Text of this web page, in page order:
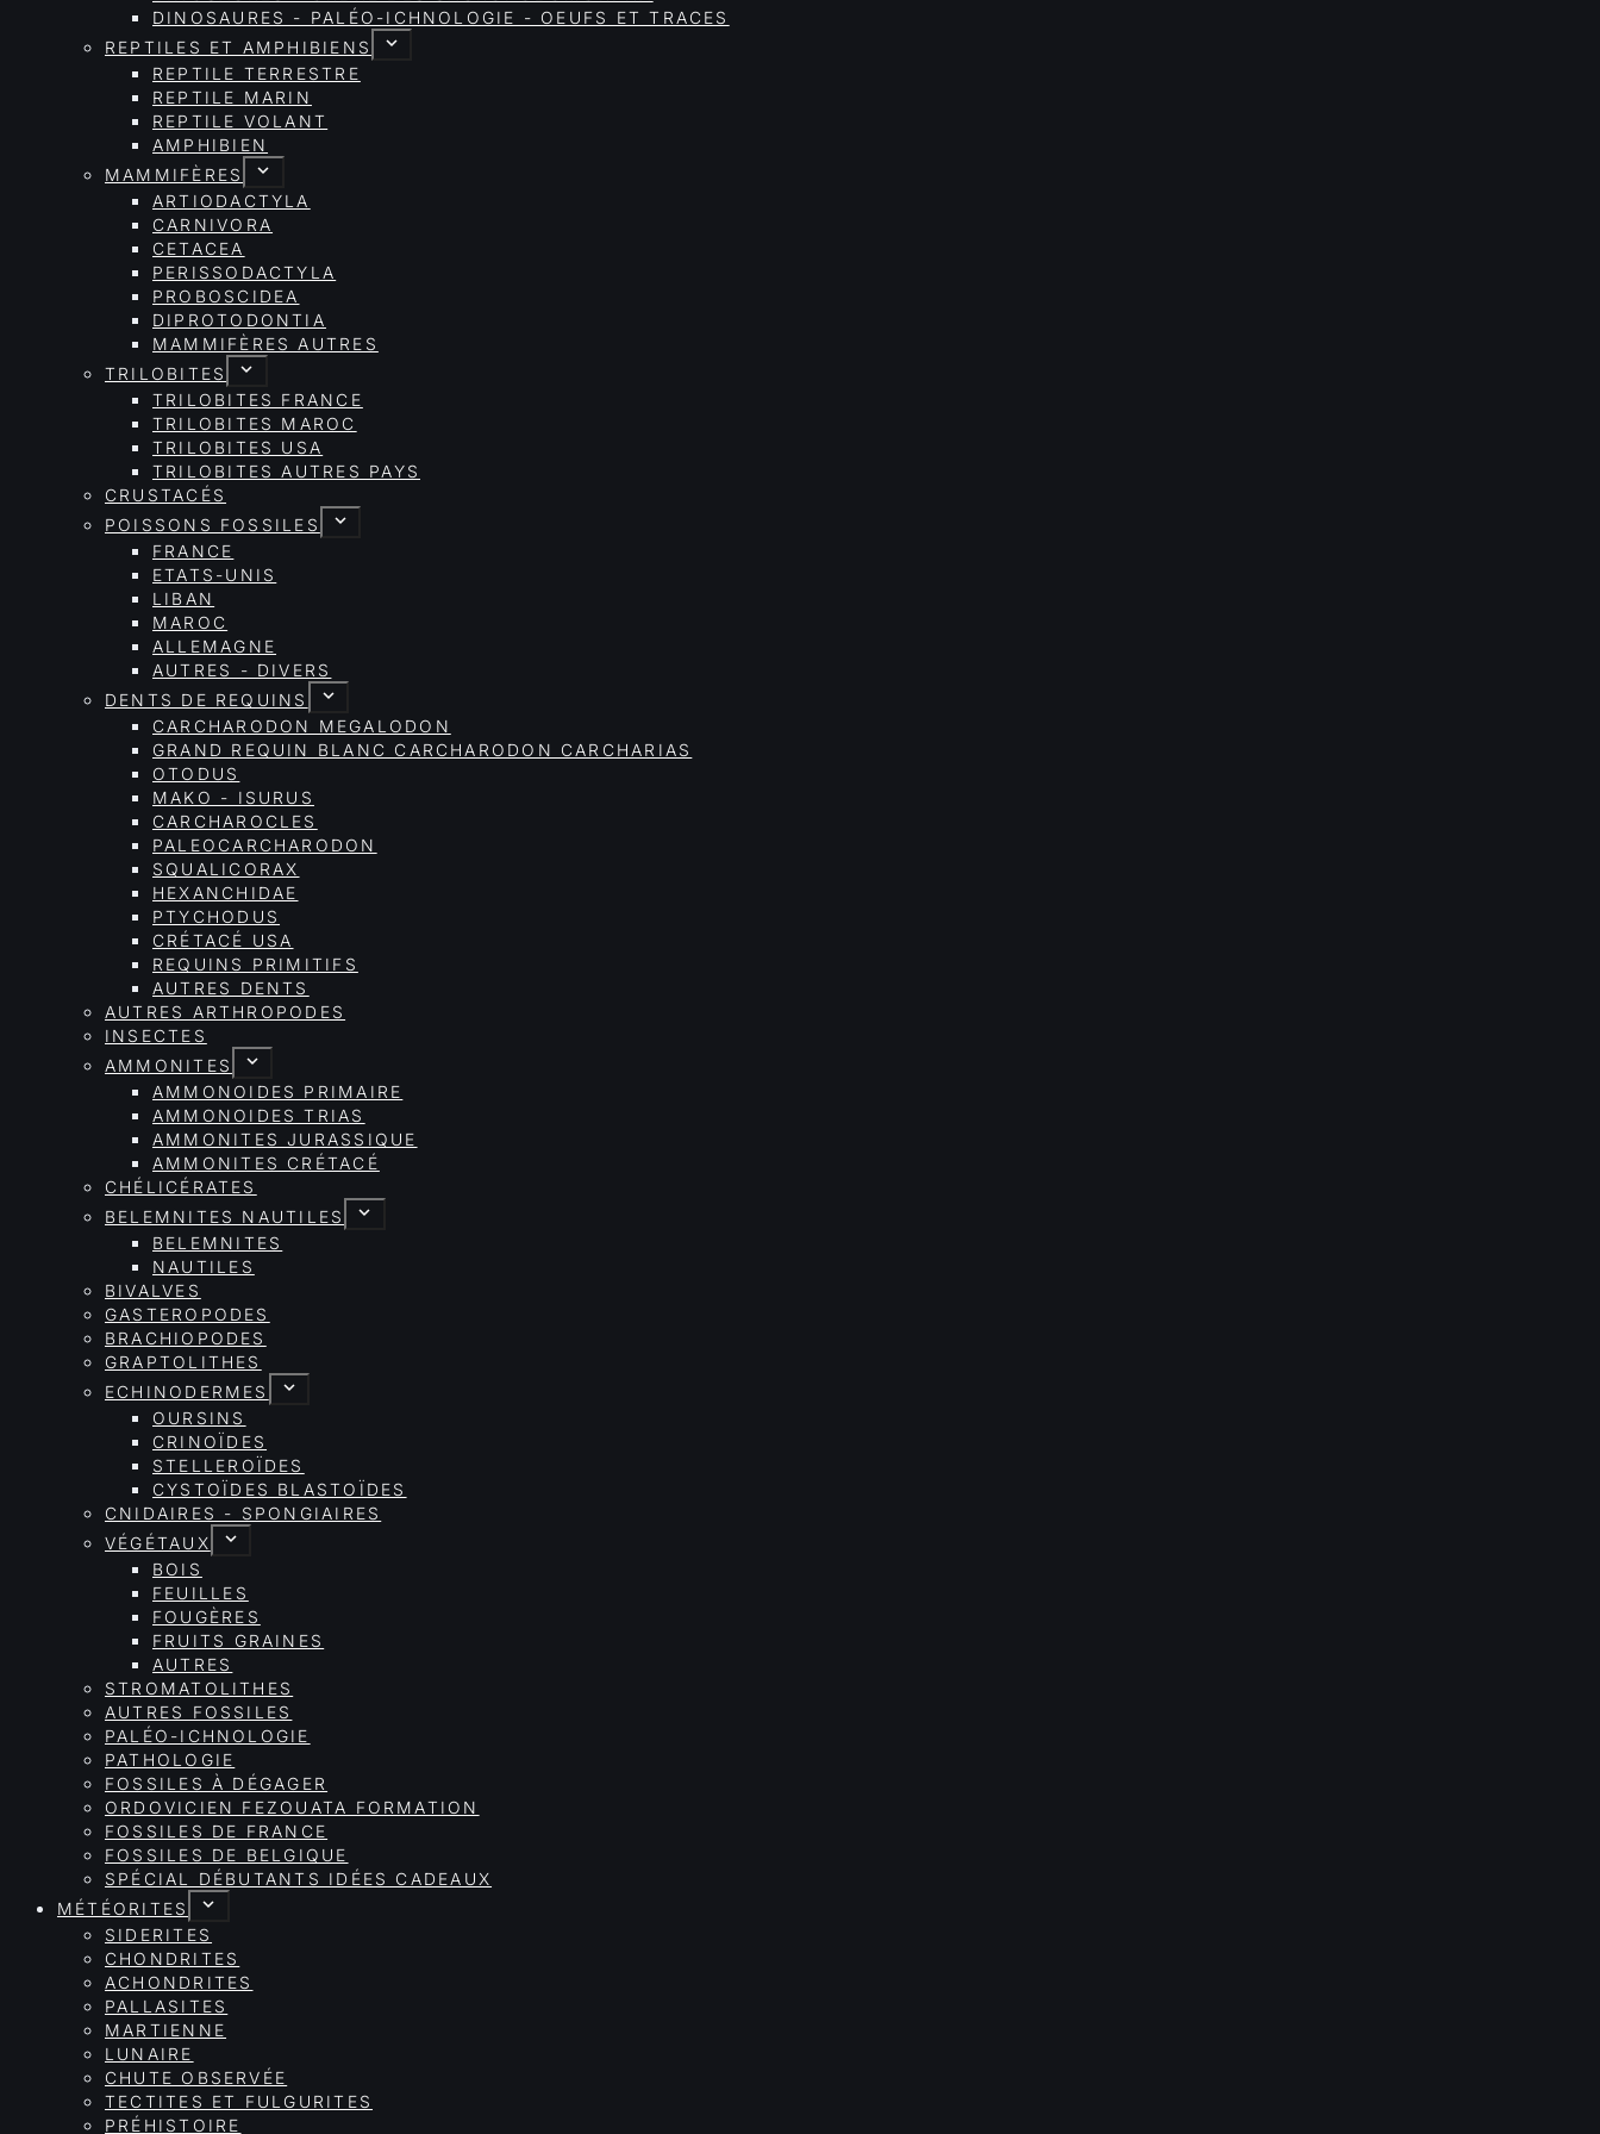
DINOSAURES - PALÉO-ICHNOLOGIE - OEUFS ET TRACES
REPTILES ET AMPHIBIENS
REPTILE TERRESTRE
REPTILE MARIN
REPTILE VOLANT
AMPHIBIEN
MAMMIFÈRES
ARTIODACTYLA
CARNIVORA
CETACEA
PERISSODACTYLA
PROBOSCIDEA
DIPROTODONTIA
MAMMIFÈRES AUTRES
TRILOBITES
TRILOBITES FRANCE
TRILOBITES MAROC
TRILOBITES USA
TRILOBITES AUTRES PAYS
CRUSTACÉS
POISSONS FOSSILES
FRANCE
ETATS-UNIS
LIBAN
MAROC
ALLEMAGNE
AUTRES - DIVERS
DENTS DE REQUINS
CARCHARODON MEGALODON
GRAND REQUIN BLANC CARCHARODON CARCHARIAS
OTODUS
MAKO - ISURUS
CARCHAROCLES
PALEOCARCHARODON
SQUALICORAX
HEXANCHIDAE
PTYCHODUS
CRÉTACÉ USA
REQUINS PRIMITIFS
AUTRES DENTS
AUTRES ARTHROPODES
INSECTES
AMMONITES
AMMONOIDES PRIMAIRE
AMMONOIDES TRIAS
AMMONITES JURASSIQUE
AMMONITES CRÉTACÉ
CHÉLICÉRATES
BELEMNITES NAUTILES
BELEMNITES
NAUTILES
BIVALVES
GASTEROPODES
BRACHIOPODES
GRAPTOLITHES
ECHINODERMES
OURSINS
CRINOÏDES
STELLEROÏDES
CYSTOÏDES BLASTOÏDES
CNIDAIRES - SPONGIAIRES
VÉGÉTAUX
BOIS
FEUILLES
FOUGÈRES
FRUITS GRAINES
AUTRES
STROMATOLITHES
AUTRES FOSSILES
PALÉO-ICHNOLOGIE
PATHOLOGIE
FOSSILES À DÉGAGER
ORDOVICIEN FEZOUATA FORMATION
FOSSILES DE FRANCE
FOSSILES DE BELGIQUE
SPÉCIAL DÉBUTANTS IDÉES CADEAUX
MÉTÉORITES
SIDERITES
CHONDRITES
ACHONDRITES
PALLASITES
MARTIENNE
LUNAIRE
CHUTE OBSERVÉE
TECTITES ET FULGURITES
PRÉHISTOIRE